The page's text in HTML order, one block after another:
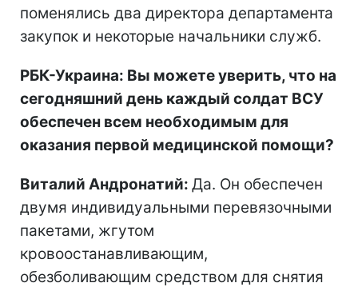
поменялись два директора департамента
закупок и некоторые начальники служб.
РБК-Украина: Вы можете уверить, что на
сегодняшний день каждый солдат ВСУ
обеспечен всем необходимым для
оказания первой медицинской помощи?
Виталий Андронатий: Да. Он обеспечен
двумя индивидуальными перевязочными
пакетами, жгутом
кровоостанавливающим,
обезболивающим средством для снятия